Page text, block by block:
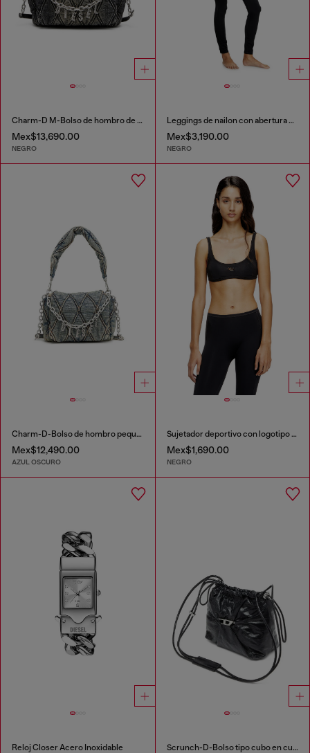
Charm-D M-Bolso de hombro de denim acolchado
Mex$13,690.00
NEGRO
Leggings de nailon con abertura en la parte trasera Oval D
Mex$3,190.00
NEGRO
Charm-D-Bolso de hombro pequeño de denim acolchado
Mex$12,490.00
AZUL OSCURO
Sujetador deportivo con logotipo recortado
Mex$1,690.00
NEGRO
Reloj Closer Acero Inoxidable Scrunch-D-Bolso tipo cubo en cuero arrugado y brillante